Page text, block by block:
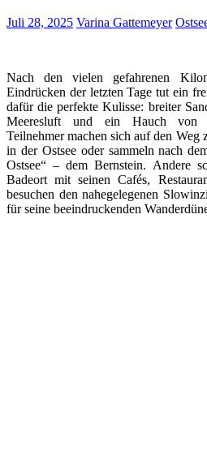
Juli 28, 2025 Varina Gattemeyer
Nach den vielen gefahrenen
Eindrücken der letzten Tage tut ein
dafür die perfekte Kulisse: breiter
Meeresluft und ein Hauch von
Teilnehmer machen sich auf den Weg
in der Ostsee oder sammeln nach
Ostsee“ – dem Bernstein. Andere
Badeort mit seinen Cafés,
besuchen den nahegelegenen
für seine beeindruckenden